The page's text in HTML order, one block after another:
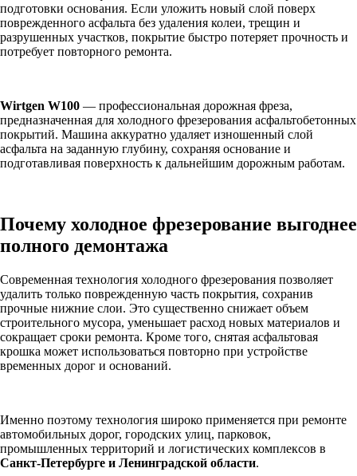
подготовки основания. Если уложить новый слой поверх
поврежденного асфальта без удаления колеи, трещин и
разрушенных участков, покрытие быстро потеряет прочность и
потребует повторного ремонта.
Wirtgen W100 — профессиональная дорожная фреза,
предназначенная для холодного фрезерования асфальтобетонных
покрытий. Машина аккуратно удаляет изношенный слой
асфальта на заданную глубину, сохраняя основание и
подготавливая поверхность к дальнейшим дорожным работам.
Почему холодное фрезерование выгоднее
полного демонтажа
Современная технология холодного фрезерования позволяет
удалить только поврежденную часть покрытия, сохранив
прочные нижние слои. Это существенно снижает объем
строительного мусора, уменьшает расход новых материалов и
сокращает сроки ремонта. Кроме того, снятая асфальтовая
крошка может использоваться повторно при устройстве
временных дорог и оснований.
Именно поэтому технология широко применяется при ремонте
автомобильных дорог, городских улиц, парковок,
промышленных территорий и логистических комплексов в
Санкт-Петербурге и Ленинградской области.